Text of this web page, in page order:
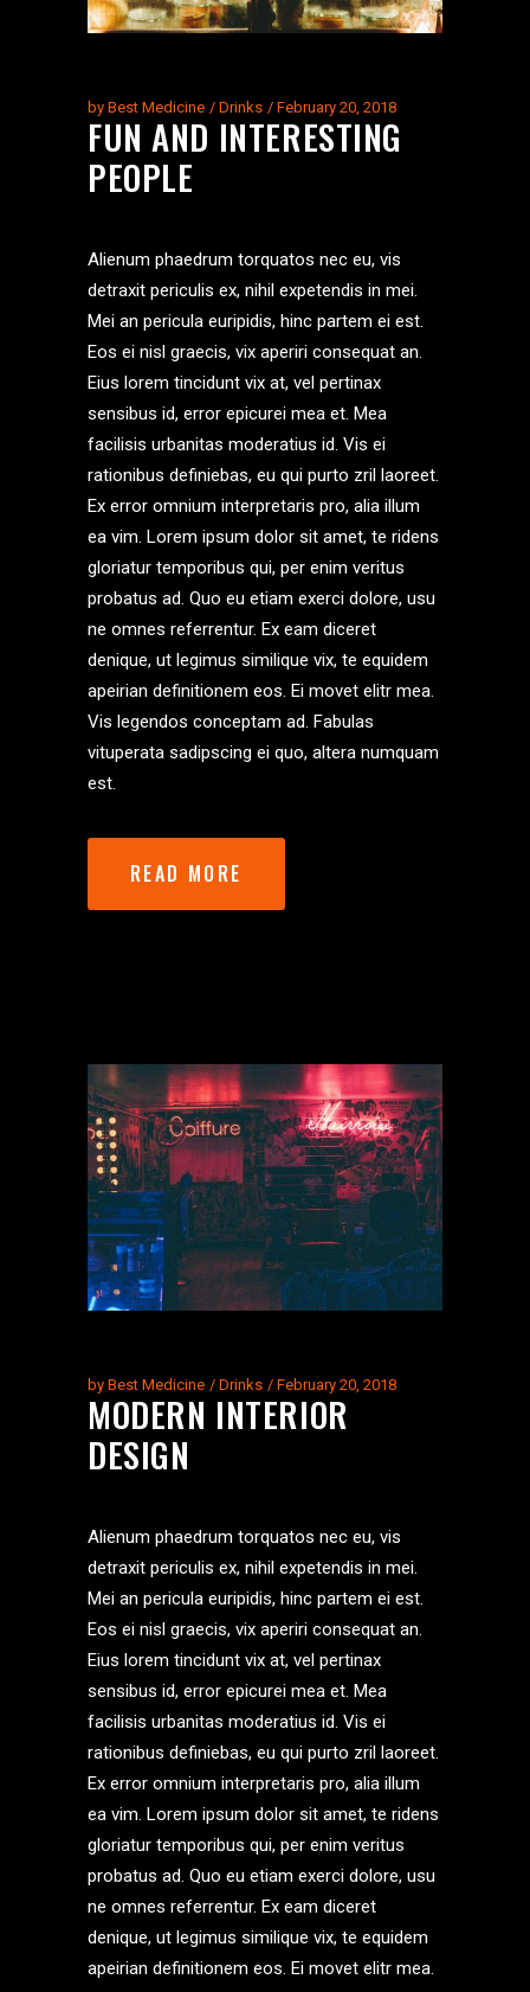
by Best Medicine Drinks February 20, 2018
FUN AND INTERESTING
PEOPLE
Alienum phaedrum torquatos nec eu, vis
detraxit periculis ex, nihil expetendis in mei.
Mei an pericula euripidis, hinc partem ei est.
Eos ei nisl graecis, vix aperiri consequat an.
Eius lorem tincidunt vix at, vel pertinax
sensibus id, error epicurei mea et. Mea
facilisis urbanitas moderatius id. Vis ei
rationibus definiebas, eu qui purto zril laoreet.
Ex error omnium interpretaris pro, alia illum
ea vim. Lorem ipsum dolor sit amet, te ridens
gloriatur temporibus qui, per enim veritus
probatus ad. Quo eu etiam exerci dolore, usu
ne omnes referrentur. Ex eam diceret
denique, ut legimus similique vix, te equidem
apeirian definitionem eos. Ei movet elitr mea.
Vis legendos conceptam ad. Fabulas
vituperata sadipscing ei quo, altera numquam
est.
READ MORE
by Best Medicine Drinks February 20, 2018
MODERN INTERIOR
DESIGN
Alienum phaedrum torquatos nec eu, vis
detraxit periculis ex, nihil expetendis in mei.
Mei an pericula euripidis, hinc partem ei est.
Eos ei nisl graecis, vix aperiri consequat an.
Eius lorem tincidunt vix at, vel pertinax
sensibus id, error epicurei mea et. Mea
facilisis urbanitas moderatius id. Vis ei
rationibus definiebas, eu qui purto zril laoreet.
Ex error omnium interpretaris pro, alia illum
ea vim. Lorem ipsum dolor sit amet, te ridens
gloriatur temporibus qui, per enim veritus
probatus ad. Quo eu etiam exerci dolore, usu
ne omnes referrentur. Ex eam diceret
denique, ut legimus similique vix, te equidem
apeirian definitionem eos. Ei movet elitr mea.